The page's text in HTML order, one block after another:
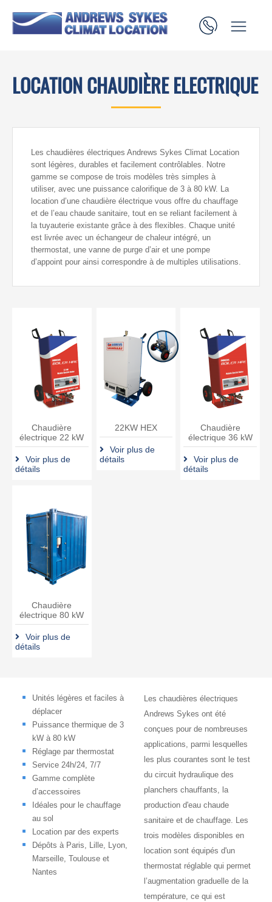
LOCATION CHAUDIÈRE ELECTRIQUE
Les chaudières électriques Andrews Sykes Climat Location
sont légères, durables et facilement contrôlables. Notre
gamme se compose de trois modèles très simples à
utiliser, avec une puissance calorifique de 3 à 80 kW. La
location d’une chaudière électrique vous offre du chauffage
et de l’eau chaude sanitaire, tout en se reliant facilement à
la tuyauterie existante grâce à des flexibles. Chaque unité
est livrée avec un échangeur de chaleur intégré, un
thermostat, une vanne de purge d’air et une pompe
d’appoint pour ainsi correspondre à de multiples utilisations.
Chaudière
électrique 22 kW
Voir plus de
détails
22KW HEX
Voir plus de
détails
Chaudière
électrique 36 kW
Voir plus de
détails
Chaudière
électrique 80 kW
Voir plus de
détails
Unités légères et faciles à
déplacer
Puissance thermique de 3
kW à 80 kW
Réglage par thermostat
Service 24h/24, 7/7
Gamme complète
d’accessoires
Idéales pour le chauffage
au sol
Location par des experts
Dépôts à Paris, Lille, Lyon,
Marseille, Toulouse et
Nantes
Les chaudières électriques
Andrews Sykes ont été
conçues pour de nombreuses
applications, parmi lesquelles
les plus courantes sont le test
du circuit hydraulique des
planchers chauffants, la
production d'eau chaude
sanitaire et de chauffage. Les
trois modèles disponibles en
location sont équipés d'un
thermostat réglable qui permet
l’augmentation graduelle de la
température, ce qui est